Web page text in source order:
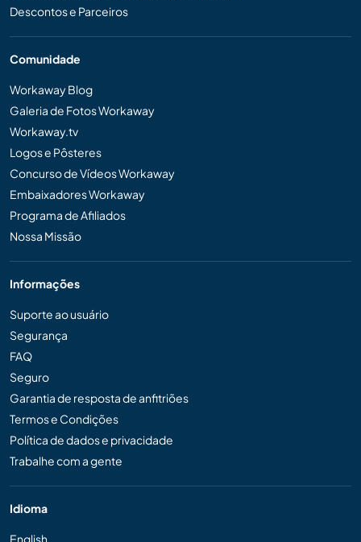
Descontos e Parceiros
Comunidade
Workaway Blog
Galeria de Fotos Workaway
Workaway.tv
Logos e Pôsteres
Concurso de Vídeos Workaway
Embaixadores Workaway
Programa de Afiliados
Nossa Missão
Informações
Suporte ao usuário
Segurança
FAQ
Seguro
Garantia de resposta de anfitriões
Termos e Condições
Política de dados e privacidade
Trabalhe com a gente
Idioma
English